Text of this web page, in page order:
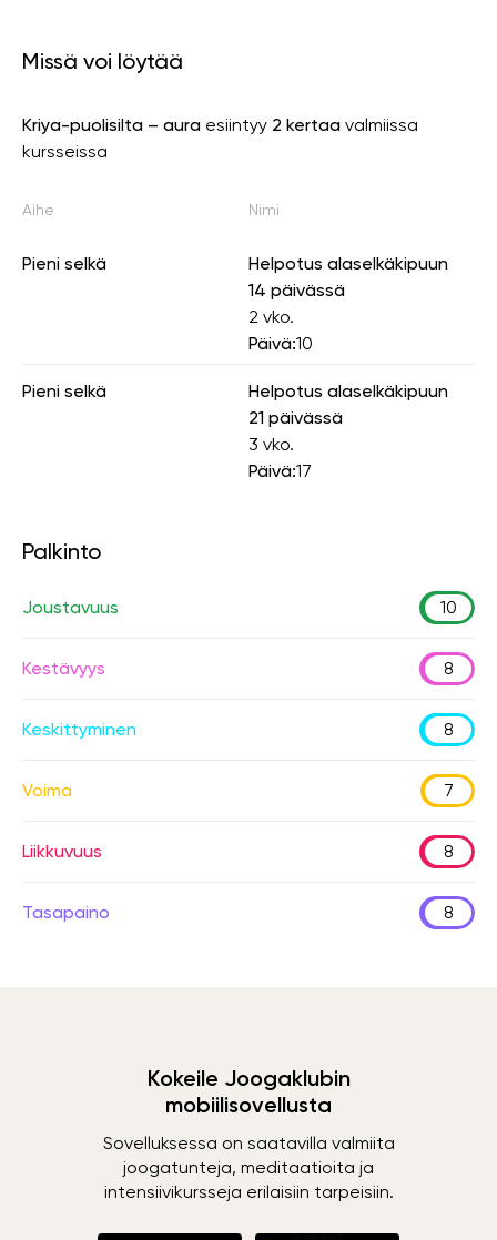
Missä voi löytää
Kriya-puolisilta – aura esiintyy 2 kertaa valmiissa
kursseissa
Aihe Nimi
Pieni selkä
Helpotus alaselkäkipuun
14 päivässä
2 vko.
Päivä:10
Pieni selkä
Helpotus alaselkäkipuun
21 päivässä
3 vko.
Päivä:17
Palkinto
Joustavuus 10
Kestävyys 8
Keskittyminen 8
Voima 7
Liikkuvuus 8
Tasapaino 8
Kokeile Joogaklubin
mobiilisovellusta
Sovelluksessa on saatavilla valmiita
joogatunteja, meditaatioita ja
intensiivikursseja erilaisiin tarpeisiin.